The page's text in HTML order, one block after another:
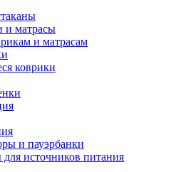
и матрасы
и матрасам
коврики
и пауэрбанки
для источников питания